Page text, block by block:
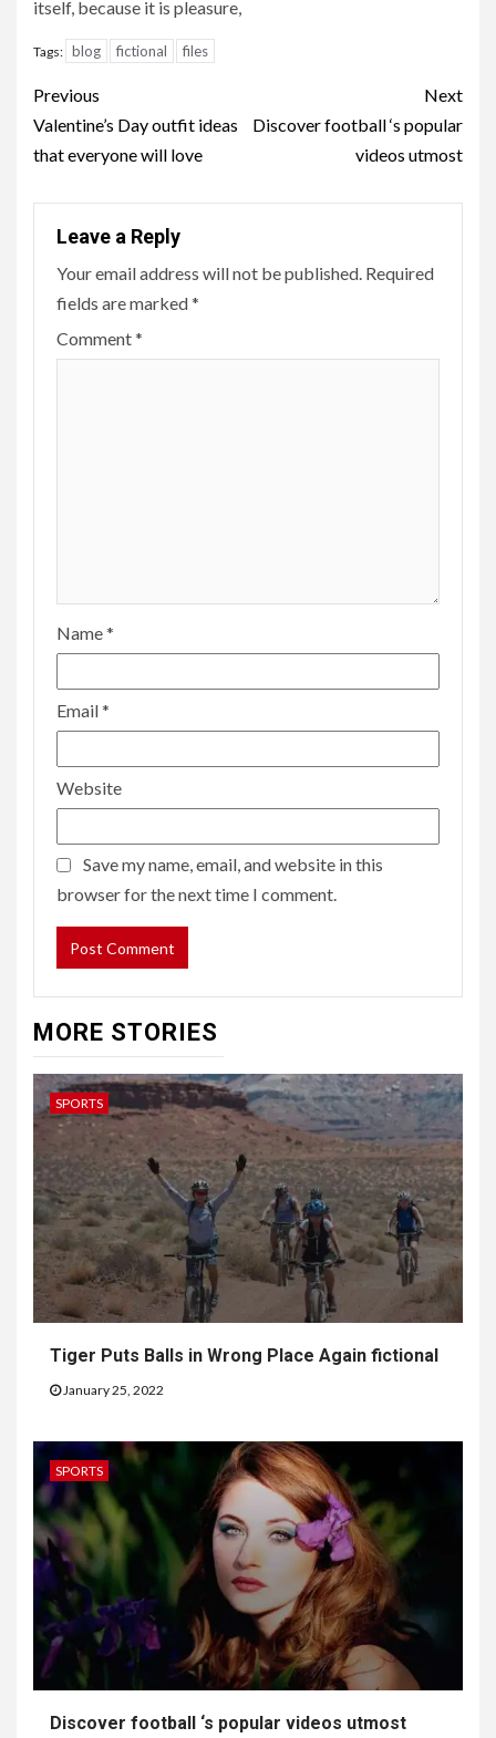
itself, because it is pleasure,
Tags: blog fictional files
Continue
Reading
Previous
Valentine’s Day outfit ideas
that everyone will love
Next
Discover football ‘s popular
videos utmost
Leave a Reply
Your email address will not be published. Required
fields are marked*
Comment*
Name*
Email*
Website
Save my name, email, and website in this
browser for the next time I comment.
MORE STORIES
SPORTS
Tiger Puts Balls in Wrong Place Again fictional
January 25, 2022
SPORTS
Discover football ‘s popular videos utmost